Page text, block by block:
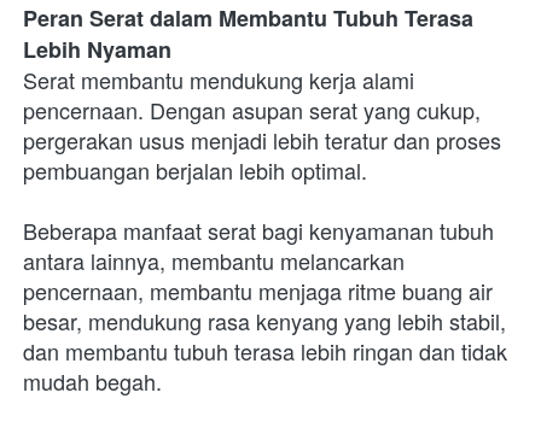
Peran Serat dalam Membantu Tubuh Terasa
Lebih Nyaman
Serat membantu mendukung kerja alami
pencernaan. Dengan asupan serat yang cukup,
pergerakan usus menjadi lebih teratur dan proses
pembuangan berjalan lebih optimal.
Beberapa manfaat serat bagi kenyamanan tubuh
antara lainnya, membantu melancarkan
pencernaan, membantu menjaga ritme buang air
besar, mendukung rasa kenyang yang lebih stabil,
dan membantu tubuh terasa lebih ringan dan tidak
mudah begah.